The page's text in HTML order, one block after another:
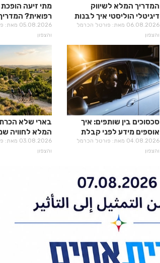
המדריך המלא לשיווק
דיגיטלי הוליסטי איך לבנות
נוכחות מנצחת ב-202606.08.2026 מאת: פורטל הכרמל
והצפון
מתי זיעה
רפואית? המדריך
היפרהידרוזיס
והצפון
סכסוכים בין שותפים: איך
אוספים מידע לפני קבלת
החלטות גורליות04.08.2026 מאת: פורטל הכרמל
והצפון
בארי שלא
המלא לחוויה
היסטוריה
והצפון